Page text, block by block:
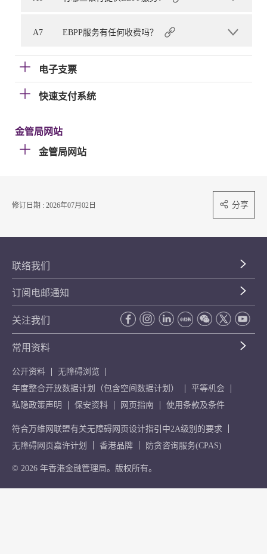
A7 EBPP服务有任何收费吗？
电子支票
快速支付系统
金管局网站
金管局网站
修订日期 : 2026年07月02日 分享
联络我们
订阅电邮通知
关注我们
常用资料
公开资料
无障碍浏览
年度整合开放数据计划（包含空间数据计划）
平等机会
私隐政策声明
保安资料 网页指南 使用条款及条件
符合万维网联盟有关无障碍网页设计指引中2A级别的要求
无障碍网页嘉许计划
香港品牌 防贪咨询服务(CPAS)
© 2026 年香港金融管理局。版权所有。